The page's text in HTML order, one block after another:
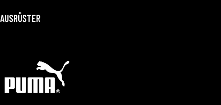
AUSRÜSTER